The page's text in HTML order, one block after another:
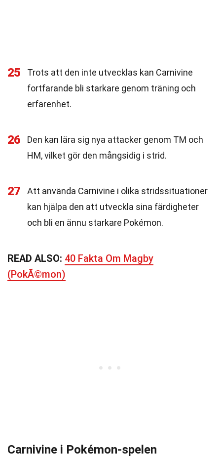
25
Trots att den inte utvecklas kan Carnivine
fortfarande bli starkare genom träning och
erfarenhet.
26
Den kan lära sig nya attacker genom TM och
HM, vilket gör den mångsidig i strid.
27
Att använda Carnivine i olika stridssituationer
kan hjälpa den att utveckla sina färdigheter
och bli en ännu starkare Pokémon.
READ ALSO: 40 Fakta Om Magby
(PokÃ©mon)
Carnivine i Pokémon-spelen